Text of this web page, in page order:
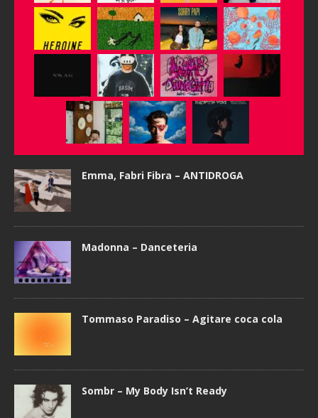
Emma, Fabri Fibra – ANTIDROGA
Madonna – Danceteria
Tommaso Paradiso – Agitare coca cola
Sombr – My Body Isn’t Ready